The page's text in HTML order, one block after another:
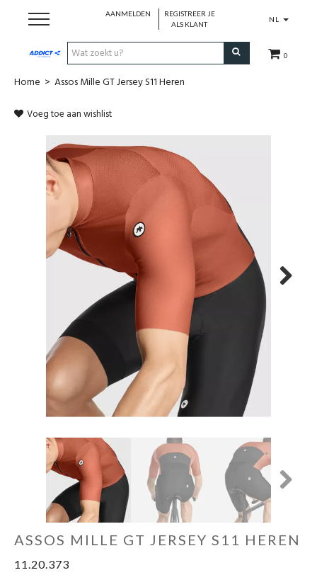
NL
0
AANMELDEN
REGISTREER JE
ALS KLANT
Cadeaubon
Nutrition
Accessoires
Laatste stuks
Addict
Loopanalyse
Home > Assos Mille GT Jersey S11 Heren
Voeg toe aan wishlist
ASSOS MILLE GT JERSEY S11 HEREN
11.20.373